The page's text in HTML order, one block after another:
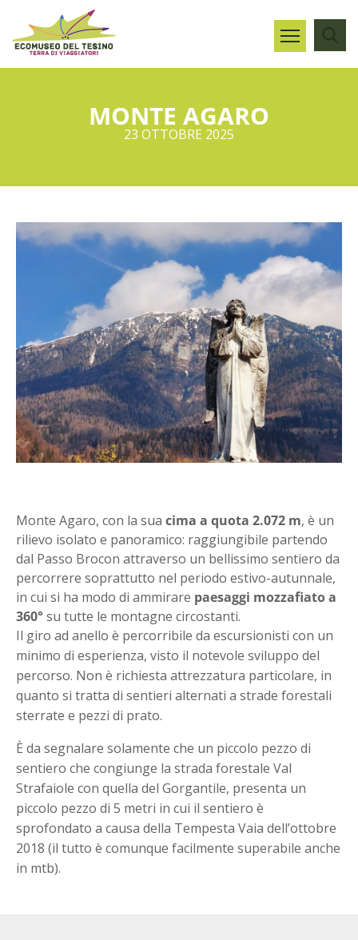
MONTE AGARO
23 OTTOBRE 2025
Monte Agaro, con la sua cima a quota 2.072 m, è un
rilievo isolato e panoramico: raggiungibile partendo
dal Passo Brocon attraverso un bellissimo sentiero da
percorrere soprattutto nel periodo estivo-autunnale,
in cui si ha modo di ammirare paesaggi mozzafiato a
360°su tutte le montagne circostanti.
Il giro ad anello è percorribile da escursionisti con un
minimo di esperienza, visto il notevole sviluppo del
percorso. Non è richiesta attrezzatura particolare, in
quanto si tratta di sentieri alternati a strade forestali
sterrate e pezzi di prato.
È da segnalare solamente che un piccolo pezzo di
sentiero che congiunge la strada forestale Val
Strafaiole con quella del Gorgantile, presenta un
piccolo pezzo di 5 metri in cui il sentiero è
sprofondato a causa della Tempesta Vaia dell’ottobre
2018 (il tutto è comunque facilmente superabile anche
in mtb).